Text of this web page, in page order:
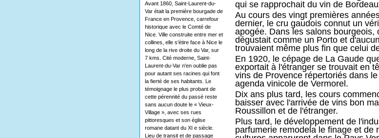
Avant 1860, Saint-Laurent-du-
Var était la première bourgade de
France en Provence, carrefour
historique avec le Comté de
Nice. Ville construite entre mer et
collines, elle s'étire face à Nice le
long de la rive droite du Var, sur
7 kms. Cité moderne, Saint-
Laurent-du-Var n'en oublie pas
pour autant ses racines qui font
la fierté de ses habitants. Le
témoignage le plus probant de
cette pérennité du passé reste
sans aucun doute le « Vieux-
Village », avec ses rues
pittoresques et son église
romane datant du XI e siècle.
Lieu de transit et de passage
qui se rapprochait du vin de
Au cours des vingt premières
dernier, le cru gaudois connut un
apogée. Dans les salons bourgeois,
dégustait comme un Porto et
trouvaient même plus fin que celui
En 1920, le cépage de La Gaude
exportait à l'étranger se trouvait en
vins de Provence répertoriés dans
agenda vinicole de Vermorel.
Dix ans plus tard, les cours
baisser avec l'arrivée de vins bon
Roussillon et de l'étranger.
Plus tard, le développement de
parfumerie remodela le finage et de